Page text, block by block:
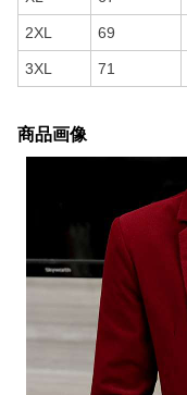
2XL 69
3XL 71
商品画像